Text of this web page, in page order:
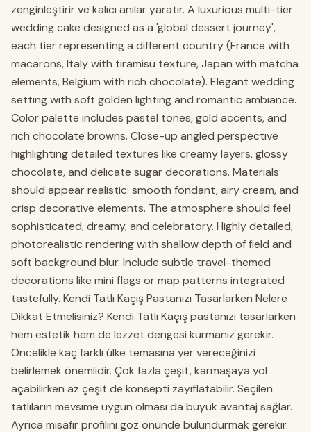
zenginleştirir ve kalıcı anılar yaratır. A luxurious multi-tier
wedding cake designed as a 'global dessert journey',
each tier representing a different country (France with
macarons, Italy with tiramisu texture, Japan with matcha
elements, Belgium with rich chocolate). Elegant wedding
setting with soft golden lighting and romantic ambiance.
Color palette includes pastel tones, gold accents, and
rich chocolate browns. Close-up angled perspective
highlighting detailed textures like creamy layers, glossy
chocolate, and delicate sugar decorations. Materials
should appear realistic: smooth fondant, airy cream, and
crisp decorative elements. The atmosphere should feel
sophisticated, dreamy, and celebratory. Highly detailed,
photorealistic rendering with shallow depth of field and
soft background blur. Include subtle travel-themed
decorations like mini flags or map patterns integrated
tastefully. Kendi Tatlı Kaçış Pastanızı Tasarlarken Nelere
Dikkat Etmelisiniz? Kendi Tatlı Kaçış pastanızı tasarlarken
hem estetik hem de lezzet dengesi kurmanız gerekir.
Öncelikle kaç farklı ülke temasına yer vereceğinizi
belirlemek önemlidir. Çok fazla çeşit, karmaşaya yol
açabilirken az çeşit de konsepti zayıflatabilir. Seçilen
tatlıların mevsime uygun olması da büyük avantaj sağlar.
Ayrıca misafir profilini göz önünde bulundurmak gerekir.